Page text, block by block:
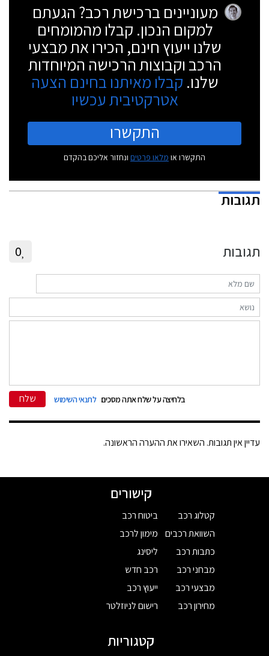
מעוניינים ברכישת רכב? הגעתם
למקום הנכון. קבלו מהמומחים
שלנו ייעוץ חינם, הכירו את מבצעי
הרכב וקבוצות הרכישה המיוחדות
שלנו. קבלו מאיתנו בחינם הצעה
אטרקטיבית עכשיו
התקשרו
התקשרו או מלאו פרטים ונחזור אליכם בהקדם
תגובות
תגובות 0
בלחיצה על שלח אתה מסכים לתנאי השימוש שלח
עדיין אין תגובות. השאירו את ההערה הראשונה.
קישורים
קטלוג רכב
השוואת רכבים
כתבות רכב
מבחני רכב
מבצעי רכב
מחירון רכב
ביטוח רכב
מימון לרכב
ליסינג
רכב חדש
ייעוץ רכב
רישום לניוזלטר
קטגוריות